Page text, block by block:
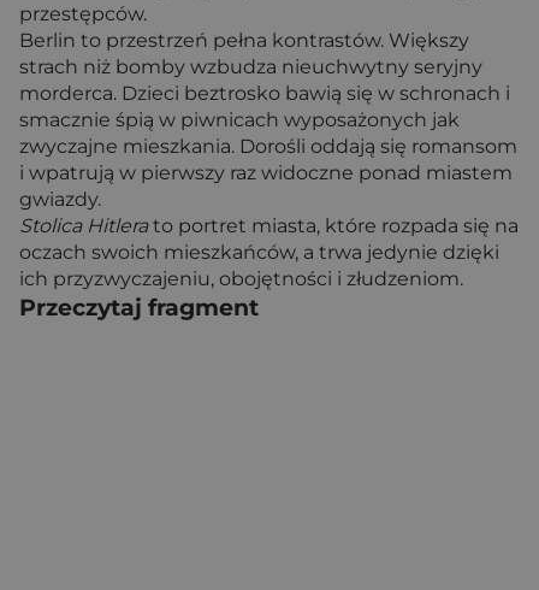
przestępców.
Berlin to przestrzeń pełna kontrastów. Większy
strach niż bomby wzbudza nieuchwytny seryjny
morderca. Dzieci beztrosko bawią się w schronach i
smacznie śpią w piwnicach wyposażonych jak
zwyczajne mieszkania. Dorośli oddają się romansom
i wpatrują w pierwszy raz widoczne ponad miastem
gwiazdy.
Stolica Hitlerato portret miasta, które rozpada się na
oczach swoich mieszkańców, a trwa jedynie dzięki
ich przyzwyczajeniu, obojętności i złudzeniom.
Przeczytaj fragment